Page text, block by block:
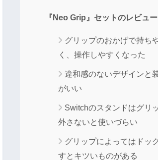
『Neo Grip』セットのレビュー
グリップのおかげで持ち
く、操作しやすくなった
違和感のないデザインと
がいい
Switchのスタンドはグリ
外さないと使いづらい
グリップによってはドッ
すとキツいものがある